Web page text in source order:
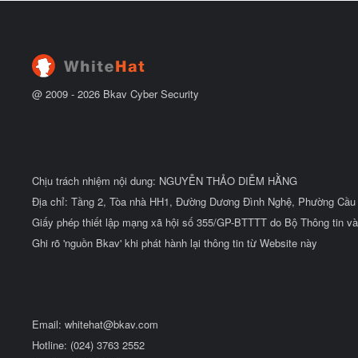
@ 2009 - 2026 Bkav Cyber Security
Chịu trách nhiệm nội dung: NGUYỄN THẢO DIỄM HẰNG
Địa chỉ: Tầng 2, Tòa nhà HH1, Đường Dương Đình Nghệ, Phường
Giấy phép thiết lập mạng xã hội số 355/GP-BTTTT do Bộ Thông tin
Ghi rõ 'nguồn Bkav' khi phát hành lại thông tin từ Website này
Email: whitehat@bkav.com
Hotline: (024) 3763 2552